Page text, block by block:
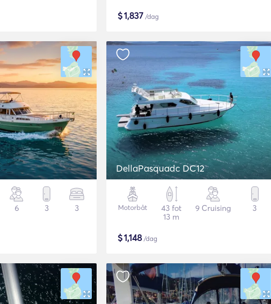
$1,837 /dag
6 3 3
DellaPasquadc DC12
Motorbåt
43 fot
13 m
9 Cruising 3
$1,148/dag